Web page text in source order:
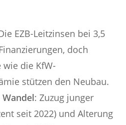
EZB-Leitzinsen bei 3,5
doch
die KfW-
stützen den Neubau.
: Zuzug junger
seit 2022) und Alterung